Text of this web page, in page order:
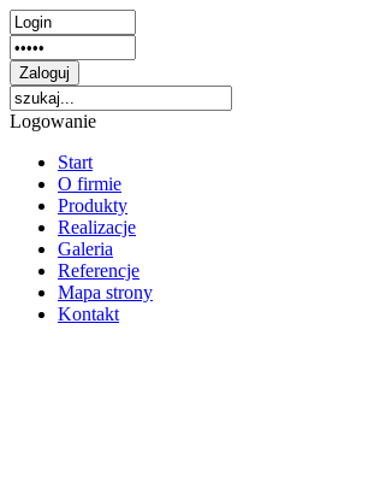
Logowanie
Start
O firmie
Produkty
Realizacje
Galeria
Referencje
Mapa strony
Kontakt